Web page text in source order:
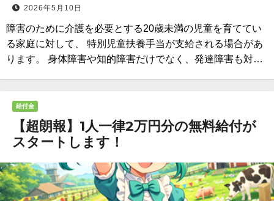
2026年5月10日
障害のために介護を必要とする20歳未満の児童を育ててい
る家庭に対して、 特別児童扶養手当が支給される場合があ
ります。 身体障害や知的障害だけでなく、発達障害も対…
給付金
【超朗報】1人一律2万円分の無料給付が
スタートします！